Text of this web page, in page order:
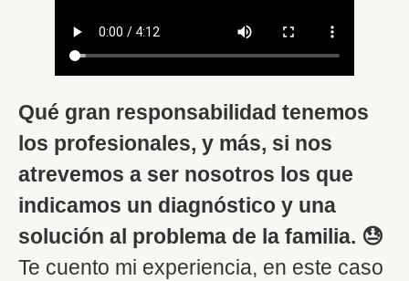
Qué gran responsabilidad tenemos
los profesionales, y más, si nos
atrevemos a ser nosotros los que
indicamos un diagnóstico y una
solución al problema de la familia. 😓
Te cuento mi experiencia, en este caso